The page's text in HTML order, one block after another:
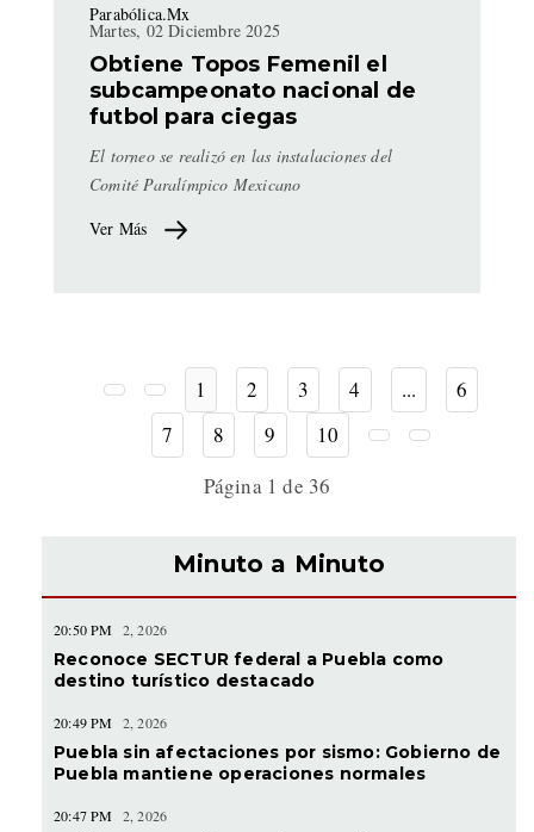
Parabólica.Mx
Martes, 02 Diciembre 2025
Obtiene Topos Femenil el
subcampeonato nacional de
futbol para ciegas
El torneo se realizó en las instalaciones del
Comité Paralímpico Mexicano
Ver Más
1 2 3 4 ...
6
7
8 9
10
Página 1 de 36
Minuto a Minuto
20:50 PM 2, 2026
Reconoce SECTUR federal a Puebla como
destino turístico destacado
20:49 PM 2, 2026
Puebla sin afectaciones por sismo: Gobierno de
Puebla mantiene operaciones normales
20:47 PM 2, 2026